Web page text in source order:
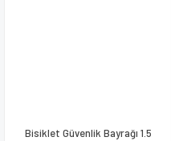
Bisiklet Güvenlik Bayrağı 1.5